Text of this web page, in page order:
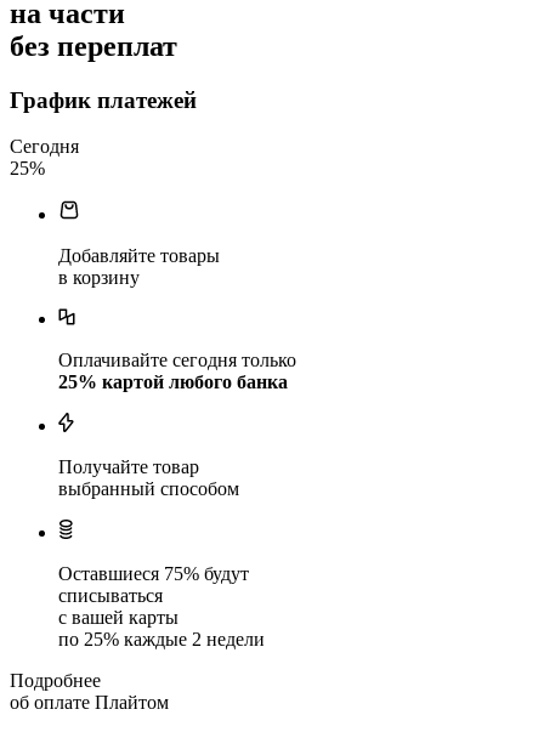
на части
без переплат
График платежей
Сегодня
25%
Добавляйте товары
в корзину
Оплачивайте сегодня только
25% картой любого банка
Получайте товар
выбранный способом
Оставшиеся 75% будут
списываться
с вашей карты
по 25% каждые 2 недели
Подробнее
об оплате Плайтом